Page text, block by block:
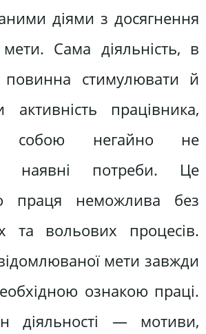
діями з досягнення
мети. Сама діяльність, в
стимулювати й
активність працівника,
собою негайно не
наявні потреби. Це
праця неможлива без
та вольових процесів.
мети завжди
ознакою праці.
діяльності — мотиви,